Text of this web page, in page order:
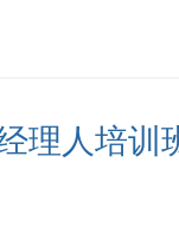
理人培